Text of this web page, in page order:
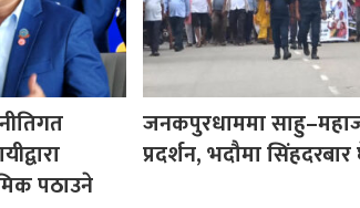
पठाउने
जनकपुरधाममा
प्रदर्शन, भदौमा सिंहदरबार